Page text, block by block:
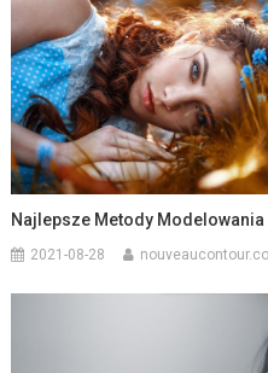
Najlepsze Metody Modelowania
2021-08-28